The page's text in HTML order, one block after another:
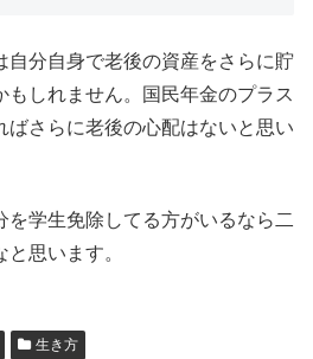
自分自身で老後の資産をさらに貯
もしれません。国民年金のプラス
ばさらに老後の心配はないと思い
を学生免除してる方がいるなら二
思います。
生き方